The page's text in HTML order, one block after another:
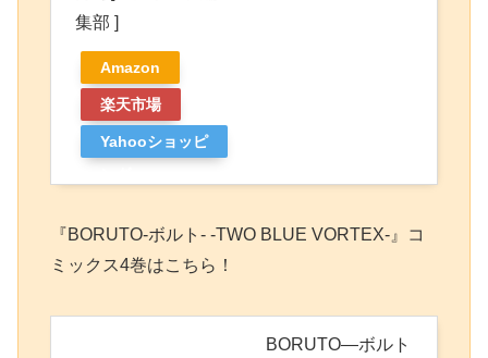
集部 ]
Amazon
楽天市場
Yahooショッピ
『BORUTO-ボルト- -TWO BLUE VORTEX-』コ
ミックス4巻はこちら！
BORUTO―ボルト